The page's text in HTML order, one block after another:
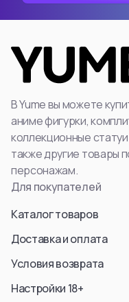
В Yume вы можете
аниме фигурки,
коллекционные
также другие товары
персонажам.
Для покупателей
Каталог товаров
Доставка и оплата
Условия возврата
Настройки 18+